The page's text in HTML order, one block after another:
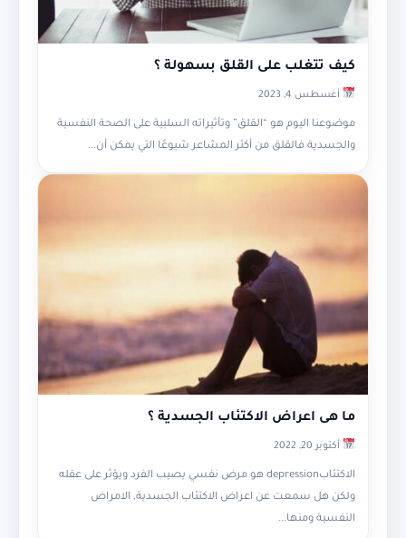
كيف تتغلب على القلق بسهولة ؟
أغسطس 4, 2023
موضوعنا اليوم هو “القلق” وتأثيراته السلبية على الصحة النفسية
والجسدية فالقلق من أكثر المشاعر شيوعًا التي يمكن أن...
ما هى اعراض الاكتئاب الجسدية ؟
أكتوبر 20, 2022
الاكتئابdepression هو مرض نفسي يصيب الفرد ويؤثر على عقله
ولكن هل سمعت عن اعراض الاكتئاب الجسدية, الامراض
النفسية ومنها...